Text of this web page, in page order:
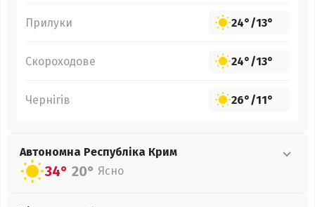
Прилуки 24°/13°
Скороходове 24°/13°
Чернігів 26°/11°
Автономна Республіка Крим
34° 20° Ясно